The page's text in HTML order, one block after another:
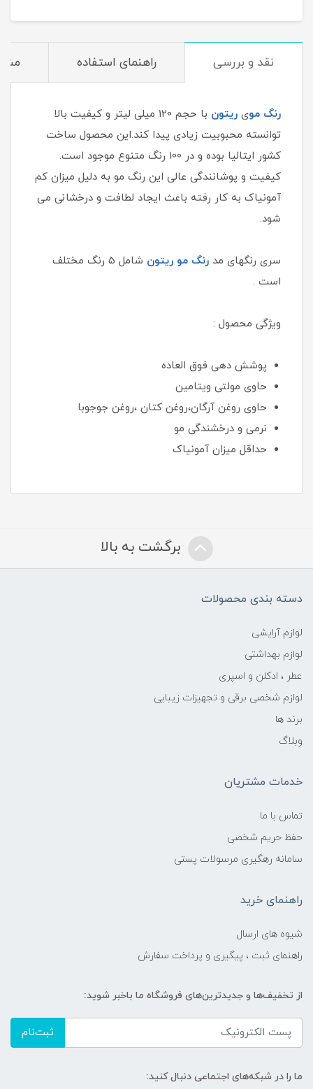
نقد و بررسی راهنمای استفاده
رنگ موی ریتون
با حجم 120 میلی لیتر و کیفیت بالا
توانسته محبوبیت زیادی پیدا کند.این محصول ساخت
کشور ایتالیا بوده و در 100 رنگ متنوع موجود است.
کیفیت و پوشانندگی عالی این رنگ مو به دلیل میزان کم
آمونیاک به کار رفته باعث ایجاد لطافت و درخشانی می
شود.
سری رنگهای مد رنگ مو ریتون
شامل 5 رنگ مختلف
است .
ویژگی محصول :
پوشش دهی فوق العاده
حاوی مولتی ویتامین
حاوی روغن آرگان،روغن کتان ،روغن جوجوبا
نرمی و درخشندگی مو
حداقل میزان آمونیاک
برگشت به بالا
دسته بندی محصولات
لوازم آرایشی
لوازم بهداشتی
عطر ، ادکلن و اسپری
لوازم شخصی برقی و تجهیزات زیبایی
برند ها
وبلاگ
خدمات مشتریان
تماس با ما
حفظ حریم شخصی
سامانه رهگیری مرسولات پستی
راهنمای خرید
شیوه های ارسال
راهنمای ثبت ، پیگیری و پرداخت سفارش
از تخفیف‌ها و جدیدترین‌های فروشگاه ما باخبر شوید:
ثبت‌نام
ما را در شبکه‌های اجتماعی دنبال کنید: